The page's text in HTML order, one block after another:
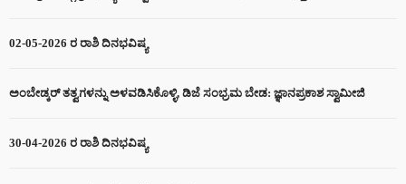
02-05-2026 ರ ರಾಶಿ ದಿನಭವಿಷ್ಯ
ಅಂಬೇಡ್ಕರ್ ತತ್ವಗಳನ್ನು ಅಳವಡಿಸಿಕೊಳ್ಳಿ, ಡಿಜೆ ಸಂಭ್ರಮ ಬೇಡ: ಜ್ಞಾನಪ್ರಕಾಶ ಸ್ವಾಮೀಜಿ
30-04-2026 ರ ರಾಶಿ ದಿನಭವಿಷ್ಯ